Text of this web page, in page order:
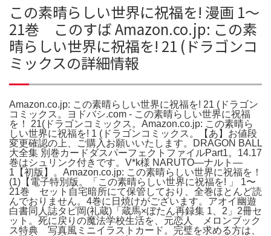
この素晴らしい世界に祝福を! 漫画 1〜
21巻 このすば Amazon.co.jp: この素
晴らしい世界に祝福を! 21 (ドラゴンコ
ミックスの詳細情報
Amazon.co.jp: この素晴らしい世界に祝福を! 21 (ドラゴン
コミックス。ヨドバシ.com - この素晴らしい世界に祝福
を！ 21(ドラゴンコミックス。Amazon.co.jp: この素晴ら
しい世界に祝福を! 1 (ドラゴンコミックス。【あ】お値段
変更確認の上、ご購入お願いいたします。DRAGON BALL
大全集 別巻カードダスパーフェクトファイルPart1。14.17
巻はシュリンク付きです。V*k様 NARUTO―ナルト―
1【初版】。Amazon.co.jp: この素晴らしい世界に祝福を！
(1)【電子特別版。「この素晴らしい世界に祝福を! 」 1〜
21巻 セット自宅暗所にて保管しており、全巻ほとんど読
んでおりません。4巻に日焼けがございます。アオイ幽遊
白書同人誌タピ岡(礼蔵)「蔵馬×ぼたん再録集 1、2」2冊セ
ット。死に戻りの魔法学校生活を、元恋人 メロンブック
ス特典 写真風ミニイラストカード。完璧を求める方は、